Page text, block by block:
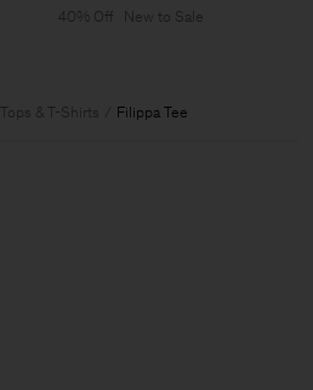
40% Off
New to Sale
Tops & T-Shirts Filippa Tee